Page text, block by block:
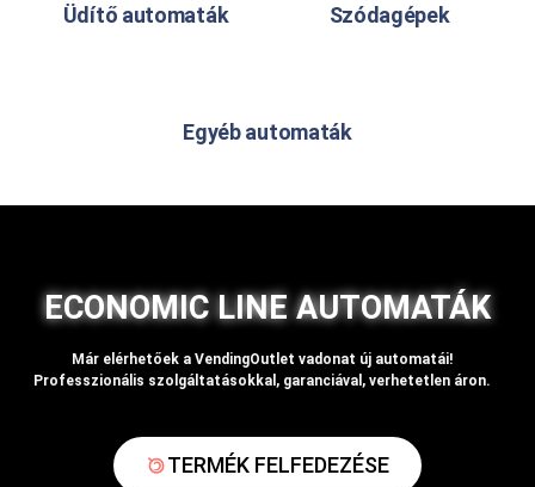
Üdítő automaták Szódagépek
Egyéb automaták
ECONOMIC LINE AUTOMATÁK
Már elérhetőek a VendingOutlet vadonat új automatái!
Professzionális szolgáltatásokkal, garanciával, verhetetlen áron.
TERMÉK FELFEDEZÉSE